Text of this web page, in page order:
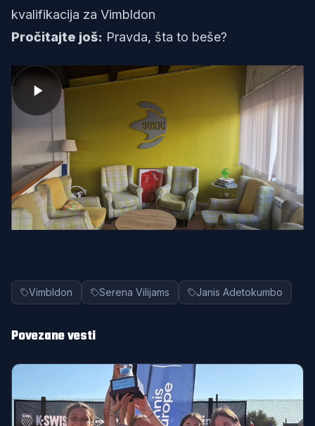
kvalifikacija za Vimbldon
Pročitajte još: Pravda, šta to beše?
Vimbldon Serena Vilijams Janis Adetokumbo
Povezane vesti